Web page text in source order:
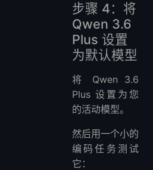
步骤 4：将
Qwen 3.6
Plus 设置
为默认模型
将 Qwen 3.6
Plus 设置为您
的活动模型。
然后用一个小的
编码任务测试
它：